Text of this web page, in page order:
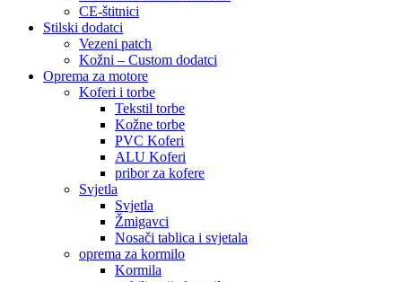
CE-štitnici
Stilski dodatci
Vezeni patch
Kožni – Custom dodatci
Oprema za motore
Koferi i torbe
Tekstil torbe
Kožne torbe
PVC Koferi
ALU Koferi
pribor za kofere
Svjetla
Svjetla
Žmigavci
Nosači tablica i svjetala
oprema za kormilo
Kormila